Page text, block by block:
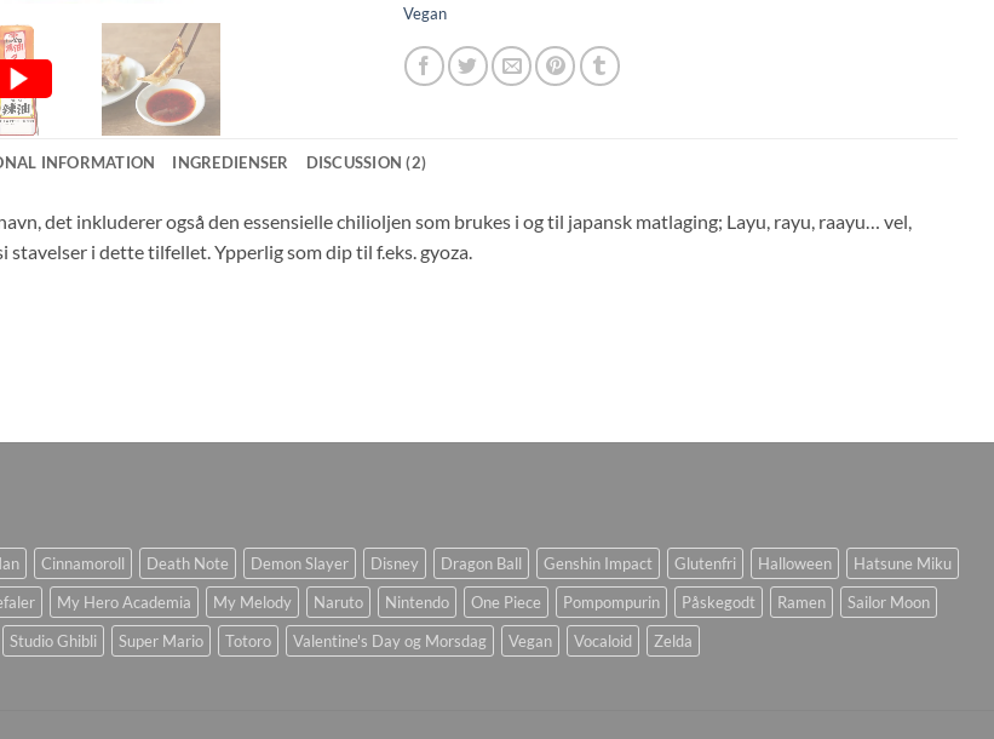
Vegan
INFORMATION INGREDIENSER DISCUSSION (2)
det inkluderer også den essensielle chilioljen som brukes i og til japansk matlaging; Layu, rayu, raayu… vel,
stavelser i dette tilfellet. Ypperlig som dip til f.eks. gyoza.
Cinnamoroll Death Note Demon Slayer Disney Dragon Ball Genshin Impact Glutenfri Halloween
Hatsune Miku
My Hero Academia My Melody Naruto Nintendo One Piece Pompompurin Påskegodt Ramen
Sailor Moon
Studio Ghibli Super Mario Totoro Valentine's Day og Morsdag Vegan Vocaloid Zelda